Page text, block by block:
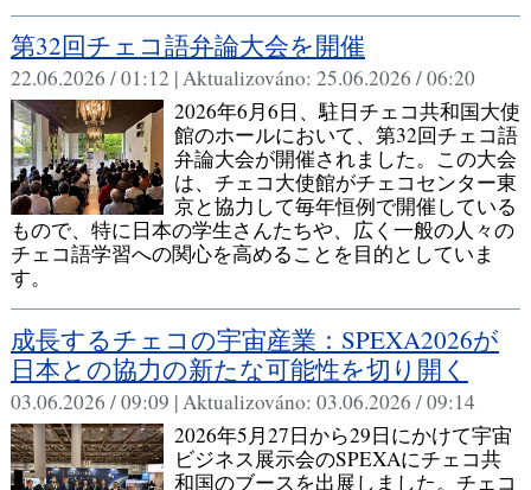
第32回チェコ語弁論大会を開催
22.06.2026 / 01:12 |Aktualizováno: 25.06.2026 / 06:20
2026年6月6日、駐日チェコ共和国大使
館のホールにおいて、第32回チェコ語
弁論大会が開催されました。この大会
は、チェコ大使館がチェコセンター東
京と協力して毎年恒例で開催している
もので、特に日本の学生さんたちや、広く一般の人々の
チェコ語学習への関心を高めることを目的としていま
す。
成長するチェコの宇宙産業：SPEXA2026が
日本との協力の新たな可能性を切り開く
03.06.2026 / 09:09 |Aktualizováno: 03.06.2026 / 09:14
2026年5月27日から29日にかけて宇宙
ビジネス展示会のSPEXAにチェコ共
和国のブースを出展しました。チェコ